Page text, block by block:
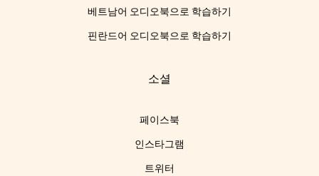
베트남어 오디오북으로 학습하기
핀란드어 오디오북으로 학습하기
소셜
페이스북
인스타그램
트위터